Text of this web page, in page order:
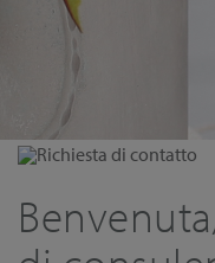
Richiesta di contatto